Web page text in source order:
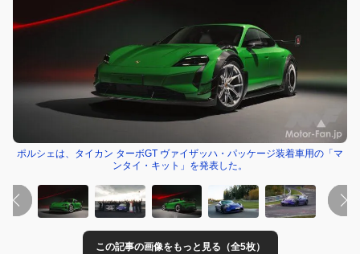
ポルシェは、タイカン ターボGT ヴァイザッハ・パッケージ装着車用の「マ
ンタイ・キット」を発表した。
この記事の画像をもっと見る（全5枚）